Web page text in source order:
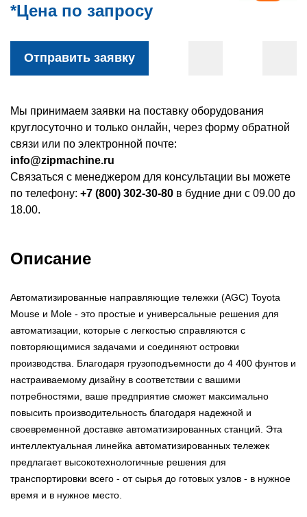
*Цена по запросу
Отправить заявку
Мы принимаем заявки на поставку оборудования
круглосуточно и только онлайн, через форму обратной
связи или по электронной почте:
info@zipmachine.ru
Связаться с менеджером для консультации вы можете
по телефону: +7 (800) 302-30-80 в будние дни с 09.00 до
18.00.
Описание
Автоматизированные направляющие тележки (AGC) Toyota
Mouse и Mole - это простые и универсальные решения для
автоматизации, которые с легкостью справляются с
повторяющимися задачами и соединяют островки
производства. Благодаря грузоподъемности до 4 400 фунтов и
настраиваемому дизайну в соответствии с вашими
потребностями, ваше предприятие сможет максимально
повысить производительность благодаря надежной и
своевременной доставке автоматизированных станций. Эта
интеллектуальная линейка автоматизированных тележек
предлагает высокотехнологичные решения для
транспортировки всего - от сырья до готовых узлов - в нужное
время и в нужное место.